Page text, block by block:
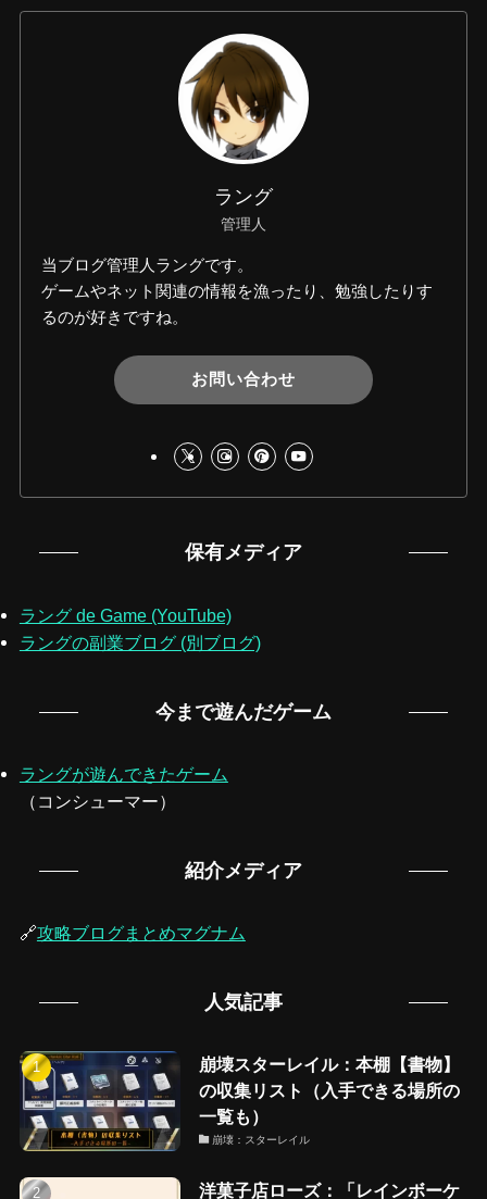
ラング
管理人
当ブログ管理人ラングです。
ゲームやネット関連の情報を漁ったり、勉強したりす
るのが好きですね。
お問い合わせ
保有メディア
ラング de Game (YouTube)
ラングの副業ブログ (別ブログ)
今まで遊んだゲーム
ラングが遊んできたゲーム
（コンシューマー）
紹介メディア
🔗攻略ブログまとめマグナム
人気記事
崩壊スターレイル：本棚【書物】
の収集リスト（入手できる場所の
一覧も）
崩壊：スターレイル
洋菓子店ローズ：「レインボーケ